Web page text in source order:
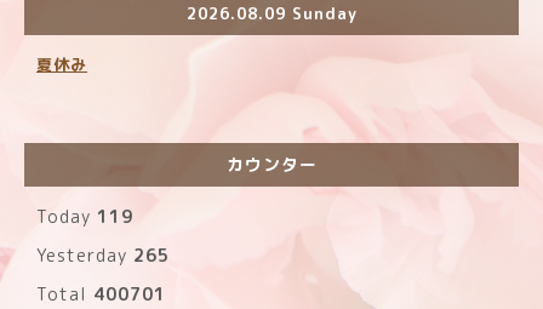
2026.08.09 Sunday
夏休み
カウンター
Today 119
Yesterday 265
Total 400701